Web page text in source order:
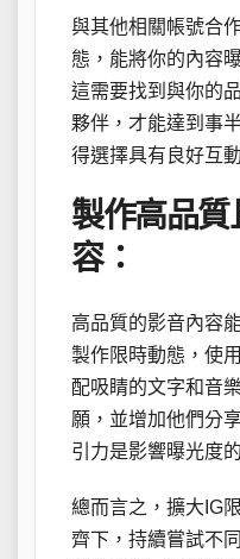
與其他相關帳號合
態，能將你的內容
這需要找到與你的
夥伴，才能達到事
得選擇具有良好互
製作高品質
容：
高品質的影音內容
製作限時動態，使
配吸睛的文字和音
願，並增加他們分
引力是影響曝光度
總而言之，擴大IG
齊下，持續嘗試不